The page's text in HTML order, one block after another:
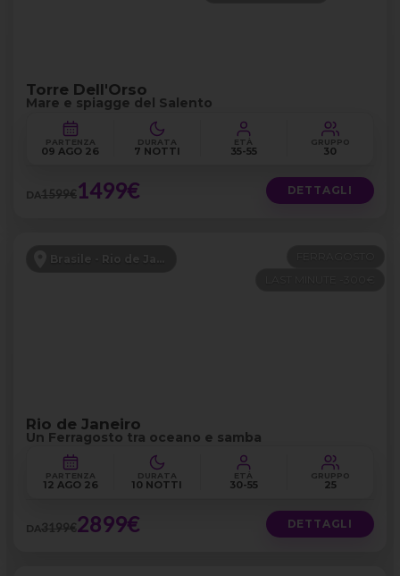
Torre Dell'Orso
Mare e spiagge del Salento
PARTENZA
09 AGO 26
DURATA
7 NOTTI
ETÀ
35-55
GRUPPO
30
DA1599€1499€ DETTAGLI
Brasile - Rio de Janeiro e Buzios
Rio de Janeiro
Un Ferragosto tra oceano e samba
PARTENZA
12 AGO 26
DURATA
10 NOTTI
ETÀ
30-55
GRUPPO
25
DA3199€2899€ DETTAGLI